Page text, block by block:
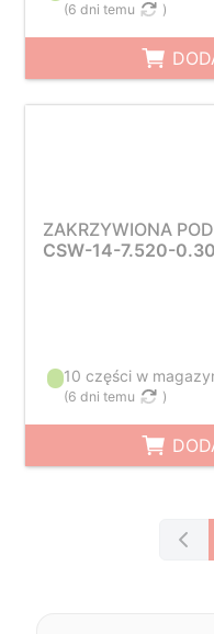
(6 dni temu )
ZAKRZYWIONA
CSW-14-7.520-
10 części w
(6 dni temu )